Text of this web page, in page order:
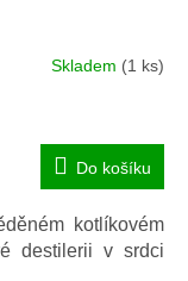
Skladem (1 ks)
Do košíku
kotlíkovém
destilerii v srdci